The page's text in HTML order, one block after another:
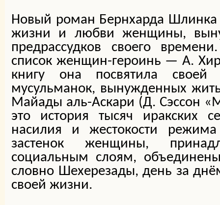
Новый роман Бернхарда Шлинка
жизни и любви женщины,
предрассудков своего
список женщин-героинь — А.
книгу она посвятила
мусульманок, вынужденных
Майады аль-Аскари (Д. Сэссон
это история тысяч иракских
насилия и жестокости
застенок женщины,
социальным слоям,
словно Шехерезады, день за
своей жизни.